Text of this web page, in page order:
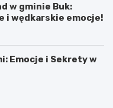
w gminie Buk:
i wędkarskie emocje!
Emocje i Sekrety w